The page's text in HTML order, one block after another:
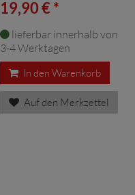
19,90 € *
lieferbar innerhalb von
3-4 Werktagen
In den Warenkorb
Auf den Merkzettel